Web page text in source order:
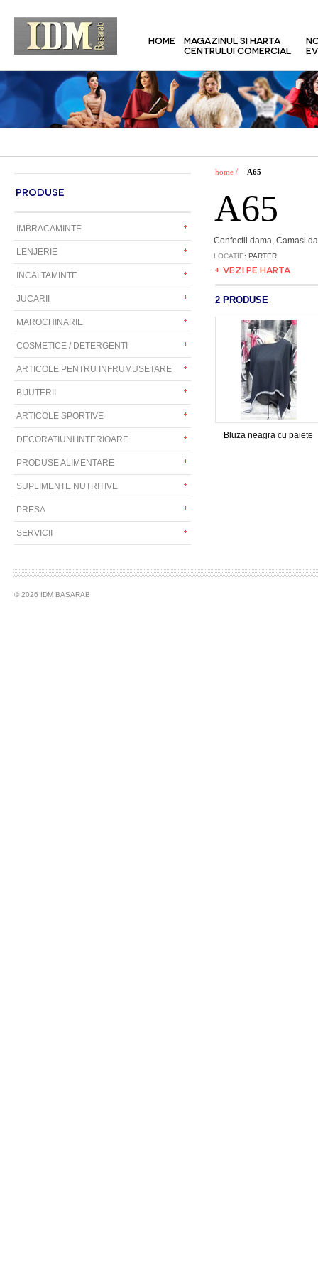
HOME
MAGAZINUL SI HARTA
CENTRULUI COMERCIAL
PRODUSE
IMBRACAMINTE
LENJERIE
INCALTAMINTE
JUCARII
MAROCHINARIE
COSMETICE / DETERGENTI
ARTICOLE PENTRU INFRUMUSETARE
BIJUTERII
ARTICOLE SPORTIVE
DECORATIUNI INTERIOARE
PRODUSE ALIMENTARE
SUPLIMENTE NUTRITIVE
PRESA
SERVICII
home / A65
A65
Confectii dama, Camasi
LOCATIE: PARTER
+ VEZI PE HARTA
2 PRODUSE
Bluza neagra cu paiete
© 2026 IDM BASARAB